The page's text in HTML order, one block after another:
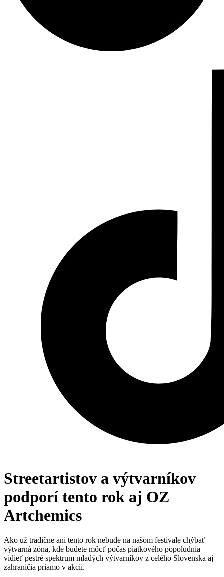
Streetartistov a výtvarníkov
podporí tento rok aj OZ
Artchemics
Ako už tradične ani tento rok nebude na našom festivale chýbať
výtvarná zóna, kde budete môcť počas piatkového popoludnia
vidieť pestré spektrum mladých výtvarníkov z celého Slovenska aj
zahraničia priamo v akcii.